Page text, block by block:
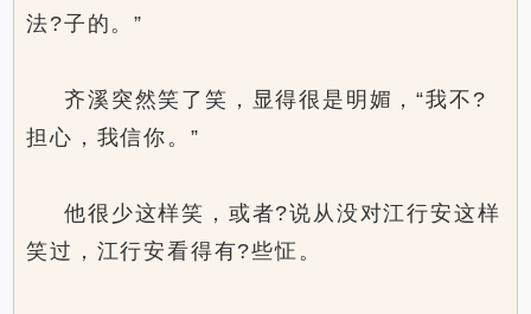
法?子的。”
齐溪突然笑了笑，显得很是明媚，“我不?
担心，我信你。”
他很少这样笑，或者?说从没对江行安这样
笑过，江行安看得有?些怔。